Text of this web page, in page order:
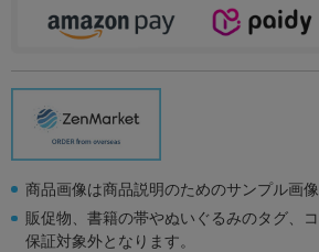
商品画像は商品説明のためのサンプル画像
販促物、書籍の帯やぬいぐるみのタグ、
保証対象外となります。